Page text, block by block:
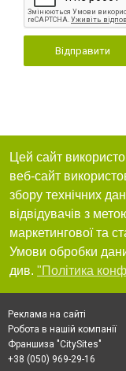
Відправити
Цей сайт
веб-сайт
збору технічних
відвідувачів з
маркетингової та
Умови обробки
див. "Політика
Реклама на сайті
Робота в нашій компанії
Франшиза "CitySites"
+38 (050) 969-29-16